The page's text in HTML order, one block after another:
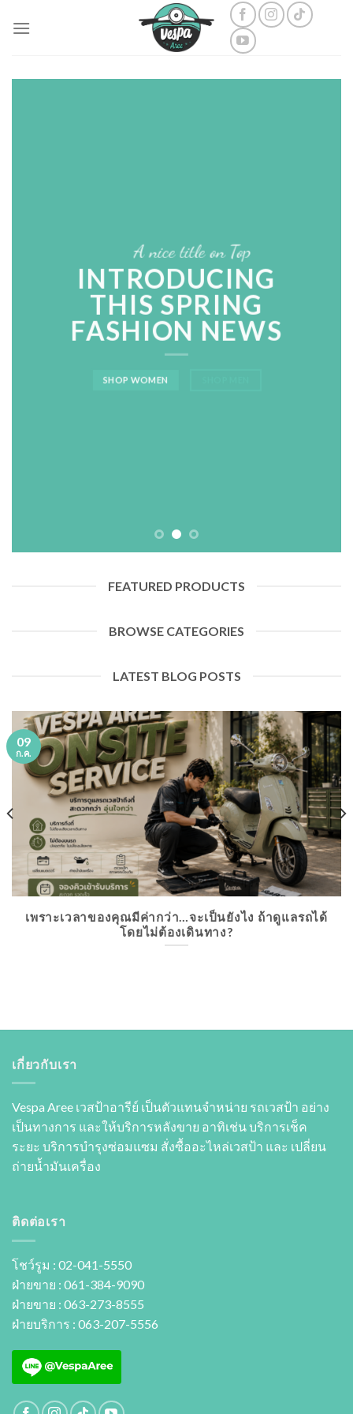
A nice title on Top
INTRODUCING
THIS SPRING
FASHION NEWS
SHOP WOMEN
FEATURED PRODUCTS
BROWSE CATEGORIES
LATEST BLOG POSTS
เพราะเวลาของคุณมีค่ากว่า…จะเป็นยังไง ถ้าดูแลรถได้
โดยไม่ต้องเดินทาง?
09
ก.ค.
เกี่ยวกับเรา
Vespa Aree เวสป้าอารีย์ เป็นตัวแทนจำหน่าย รถเวสป้า อย่าง
เป็นทางการ และให้บริการหลังขาย อาทิเช่น บริการเช็ค
ระยะ บริการบำรุงซ่อมแซม สั่งซื้ออะไหล่เวสป้า และ เปลี่ยน
ถ่ายนํ้ามันเครื่อง
ติดต่อเรา
โชว์รูม : 02-041-5550
ฝ่ายขาย : 061-384-9090
ฝ่ายขาย : 063-273-8555
ฝ่ายบริการ : 063-207-5556